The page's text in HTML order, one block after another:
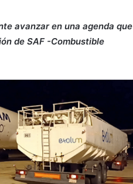
avanzar en una agenda que
de SAF -Combustible